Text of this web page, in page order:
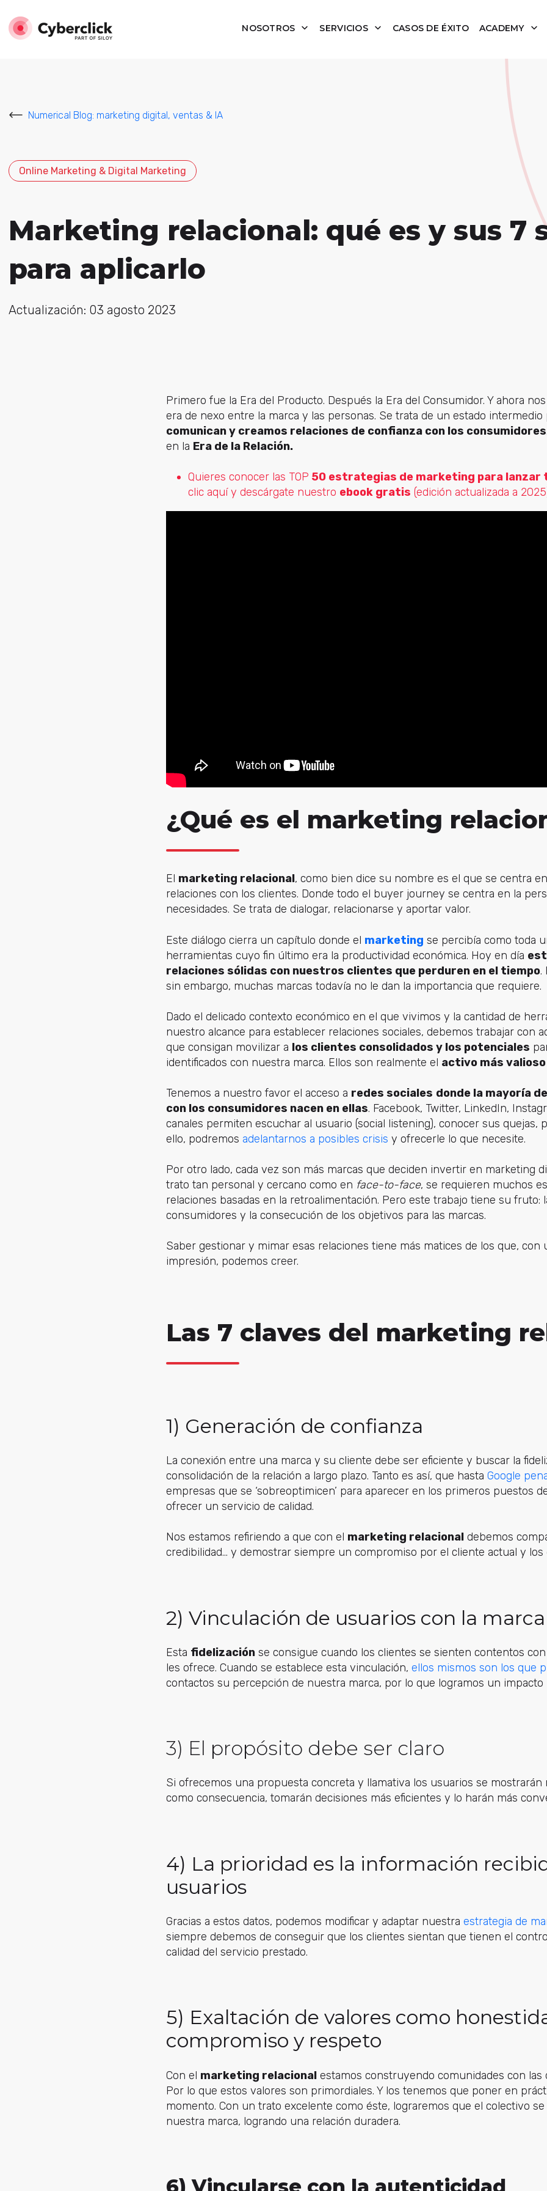
NOSOTROS SERVICIOS CASOS DE ÉXITO ACADEMY
Numerical Blog: marketing digital, ventas & IA
Online Marketing & Digital Marketing
Marketing relacional: qué es y sus 7
para aplicarlo
Actualización: 03 agosto 2023
Primero fue la Era del Producto. Después la Era del Consumidor. Y ahora
era de nexo entre la marca y las personas. Se trata de un estado
comunican y creamos relaciones de confianza con los consumidores
en la Era de la Relación.
Quieres conocer las TOP 50 estrategias de marketing para lanzar
clic aquí y descárgate nuestro ebook gratis (edición actualizada a
¿Qué es el marketing
El marketing relacional, como bien dice su nombre es el que se centra
relaciones con los clientes. Donde todo el buyer journey se centra en la
necesidades. Se trata de dialogar, relacionarse y aportar valor.
Este diálogo cierra un capítulo donde el marketing se percibía como toda
herramientas cuyo fin último era la productividad económica. Hoy en día
relaciones sólidas con nuestros clientes que perduren en el tiempo.
sin embargo, muchas marcas todavía no le dan la importancia que requiere.
Dado el delicado contexto económico en el que vivimos y la cantidad de
nuestro alcance para establecer relaciones sociales, debemos trabajar con
que consigan movilizar a los clientes consolidados y los potenciales
identificados con nuestra marca. Ellos son realmente el activo más valioso
Tenemos a nuestro favor el acceso a redes sociales donde la mayoría
con los consumidores nacen en ellas. Facebook, Twitter, LinkedIn,
canales permiten escuchar al usuario (social listening), conocer sus quejas,
ello, podremos adelantarnos a posibles crisis y ofrecerle lo que necesite.
Por otro lado, cada vez son más marcas que deciden invertir en marketing
trato tan personal y cercano como en face-to-face, se requieren muchos
relaciones basadas en la retroalimentación. Pero este trabajo tiene su fruto:
consumidores y la consecución de los objetivos para las marcas.
Saber gestionar y mimar esas relaciones tiene más matices de los que, con
impresión, podemos creer.
Las 7 claves del marketing
1) Generación de confianza
La conexión entre una marca y su cliente debe ser eficiente y buscar la
consolidación de la relación a largo plazo. Tanto es así, que hasta Google
empresas que se ‘sobreoptimicen’ para aparecer en los primeros puestos
ofrecer un servicio de calidad.
Nos estamos refiriendo a que con el marketing relacional debemos
credibilidad… y demostrar siempre un compromiso por el cliente actual y los
2) Vinculación de usuarios con la marca
Esta fidelización se consigue cuando los clientes se sienten contentos
les ofrece. Cuando se establece esta vinculación, ellos mismos son los que
contactos su percepción de nuestra marca, por lo que logramos un
3) El propósito debe ser claro
Si ofrecemos una propuesta concreta y llamativa los usuarios se mostrarán
como consecuencia, tomarán decisiones más eficientes y lo harán más
4) La prioridad es la información
usuarios
Gracias a estos datos, podemos modificar y adaptar nuestra estrategia de
siempre debemos de conseguir que los clientes sientan que tienen el
calidad del servicio prestado.
5) Exaltación de valores como
compromiso y respeto
Con el marketing relacional estamos construyendo comunidades con las
Por lo que estos valores son primordiales. Y los tenemos que poner en
momento. Con un trato excelente como éste, lograremos que el colectivo
nuestra marca, logrando una relación duradera.